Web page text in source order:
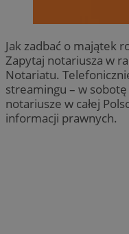
Jak zadbać o majątek
Zapytaj notariusza w
Notariatu.
streamingu – w
notariusze w całej
informacji prawnych.